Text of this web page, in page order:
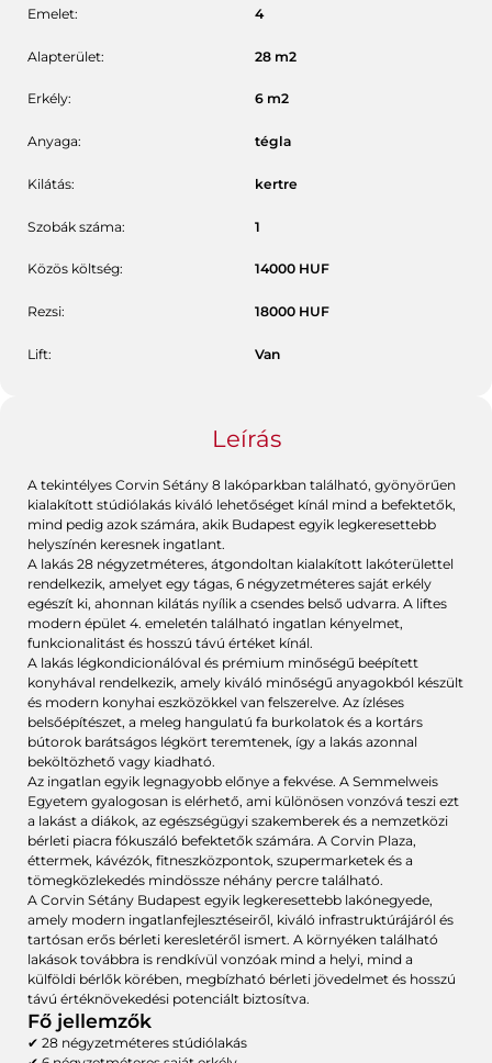
Emelet: 4
Alapterület: 28 m2
Erkély: 6 m2
Anyaga: tégla
Kilátás: kertre
Szobák száma: 1
Közös költség: 14000 HUF
Rezsi: 18000 HUF
Lift: Van
Leírás
A tekintélyes Corvin Sétány 8 lakóparkban található, gyönyörűen
kialakított stúdiólakás kiváló lehetőséget kínál mind a befektetők,
mind pedig azok számára, akik Budapest egyik legkeresettebb
helyszínén keresnek ingatlant.
A lakás 28 négyzetméteres, átgondoltan kialakított lakóterülettel
rendelkezik, amelyet egy tágas, 6 négyzetméteres saját erkély
egészít ki, ahonnan kilátás nyílik a csendes belső udvarra. A liftes
modern épület 4. emeletén található ingatlan kényelmet,
funkcionalitást és hosszú távú értéket kínál.
A lakás légkondicionálóval és prémium minőségű beépített
konyhával rendelkezik, amely kiváló minőségű anyagokból készült
és modern konyhai eszközökkel van felszerelve. Az ízléses
belsőépítészet, a meleg hangulatú fa burkolatok és a kortárs
bútorok barátságos légkört teremtenek, így a lakás azonnal
beköltözhető vagy kiadható.
Az ingatlan egyik legnagyobb előnye a fekvése. A Semmelweis
Egyetem gyalogosan is elérhető, ami különösen vonzóvá teszi ezt
a lakást a diákok, az egészségügyi szakemberek és a nemzetközi
bérleti piacra fókuszáló befektetők számára. A Corvin Plaza,
éttermek, kávézók, fitneszközpontok, szupermarketek és a
tömegközlekedés mindössze néhány percre található.
A Corvin Sétány Budapest egyik legkeresettebb lakónegyede,
amely modern ingatlanfejlesztéseiről, kiváló infrastruktúrájáról és
tartósan erős bérleti keresletéről ismert. A környéken található
lakások továbbra is rendkívül vonzóak mind a helyi, mind a
külföldi bérlők körében, megbízható bérleti jövedelmet és hosszú
távú értéknövekedési potenciált biztosítva.
Fő jellemzők
✔ 28 négyzetméteres stúdiólakás